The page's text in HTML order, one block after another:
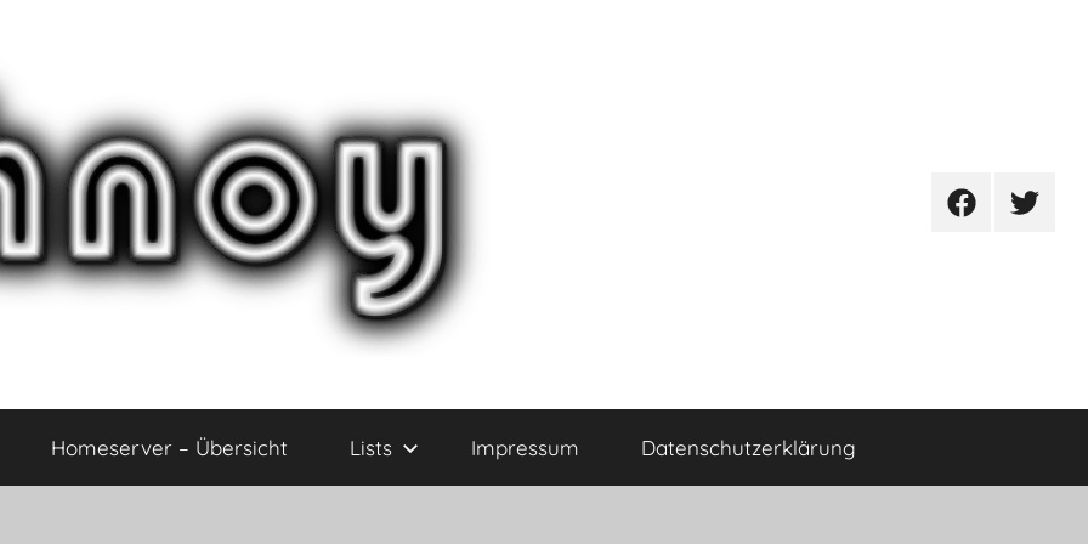
FacebookTwitter
Homeserver – Übersicht Lists Impressum Datenschutzerklärung